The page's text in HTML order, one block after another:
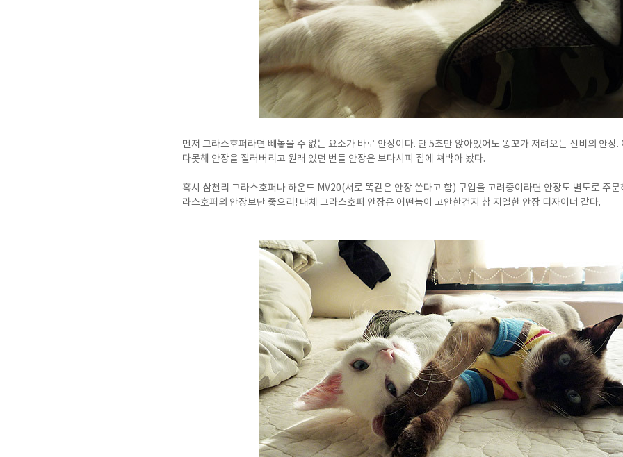
먼저 그라스호퍼라면 빼놓을 수 없는 요소가 바로 안장이다. 단 5초만 앉아있어도 똥꼬가 저려오는 신비의 안장
다못해 안장을 질러버리고 원래 있던 번들 안장은 보다시피 집에 쳐박아 놨다.
혹시 삼천리 그라스호퍼나 하운드 MV20(서로 똑같은 안장 쓴다고 함) 구입을 고려중이라면 안장도 별도로 주
라스호퍼의 안장보단 좋으리! 대체 그라스호퍼 안장은 어떤놈이 고안한건지 참 저열한 안장 디자이너 같다.